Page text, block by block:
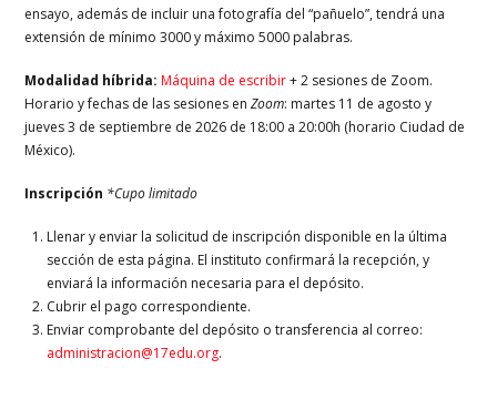
ensayo, además de incluir una fotografía del “pañuelo”, tendrá una
extensión de mínimo 3000 y máximo 5000 palabras.
Modalidad híbrida:Máquina de escribir+ 2 sesiones de Zoom.
Horario y fechas de las sesiones enZoom: martes 11 de agosto y
jueves 3 de septiembre de 2026 de 18:00 a 20:00h (horario Ciudad de
México).
Inscripción *Cupo limitado
Llenar y enviar la solicitud de inscripción disponible en la última
sección de esta página. El instituto confirmará la recepción, y
enviará la información necesaria para el depósito.
Cubrir el pago correspondiente.
Enviar comprobante del depósito o transferencia al correo:
administracion@17edu.org.